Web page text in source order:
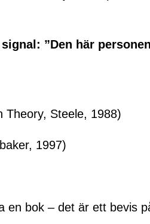
”Den här
Theory, Steele, 1988)
1997)
en bok – det är ett bevis